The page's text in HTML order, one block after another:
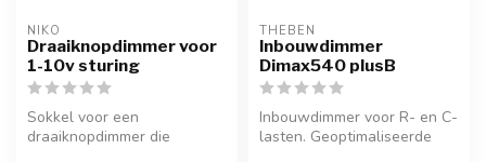
NIKO
Draaiknopdimmer voor
1-10v sturing
Sokkel voor een
draaiknopdimmer die
THEBEN
Inbouwdimmer
Dimax540 plusB
Inbouwdimmer voor R- en C-
lasten. Geoptimaliseerde